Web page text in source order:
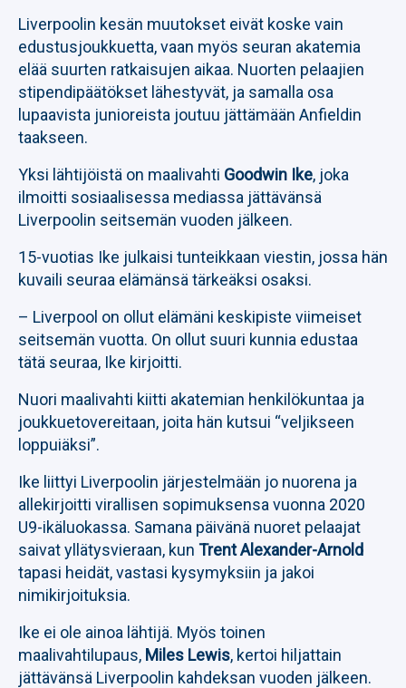
Liverpoolin kesän muutokset eivät koske vain
edustusjoukkuetta, vaan myös seuran akatemia
elää suurten ratkaisujen aikaa. Nuorten pelaajien
stipendipäätökset lähestyvät, ja samalla osa
lupaavista junioreista joutuu jättämään Anfieldin
taakseen.
Yksi lähtijöistä on maalivahti Goodwin Ike, joka
ilmoitti sosiaalisessa mediassa jättävänsä
Liverpoolin seitsemän vuoden jälkeen.
15-vuotias Ike julkaisi tunteikkaan viestin, jossa hän
kuvaili seuraa elämänsä tärkeäksi osaksi.
– Liverpool on ollut elämäni keskipiste viimeiset
seitsemän vuotta. On ollut suuri kunnia edustaa
tätä seuraa, Ike kirjoitti.
Nuori maalivahti kiitti akatemian henkilökuntaa ja
joukkuetovereitaan, joita hän kutsui “veljikseen
loppuiäksi”.
Ike liittyi Liverpoolin järjestelmään jo nuorena ja
allekirjoitti virallisen sopimuksensa vuonna 2020
U9-ikäluokassa. Samana päivänä nuoret pelaajat
saivat yllätysvieraan, kun Trent Alexander-Arnold
tapasi heidät, vastasi kysymyksiin ja jakoi
nimikirjoituksia.
Ike ei ole ainoa lähtijä. Myös toinen
maalivahtilupaus, Miles Lewis, kertoi hiljattain
jättävänsä Liverpoolin kahdeksan vuoden jälkeen.